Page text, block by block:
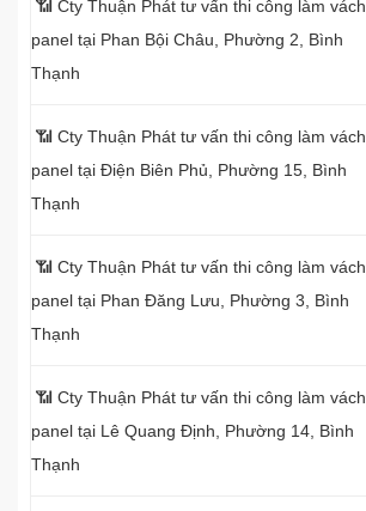
📶 Cty Thuận Phát tư vấn thi công làm vách
panel tại Phan Bội Châu, Phường 2, Bình
Thạnh
📶 Cty Thuận Phát tư vấn thi công làm vách
panel tại Điện Biên Phủ, Phường 15, Bình
Thạnh
📶 Cty Thuận Phát tư vấn thi công làm vách
panel tại Phan Đăng Lưu, Phường 3, Bình
Thạnh
📶 Cty Thuận Phát tư vấn thi công làm vách
panel tại Lê Quang Định, Phường 14, Bình
Thạnh